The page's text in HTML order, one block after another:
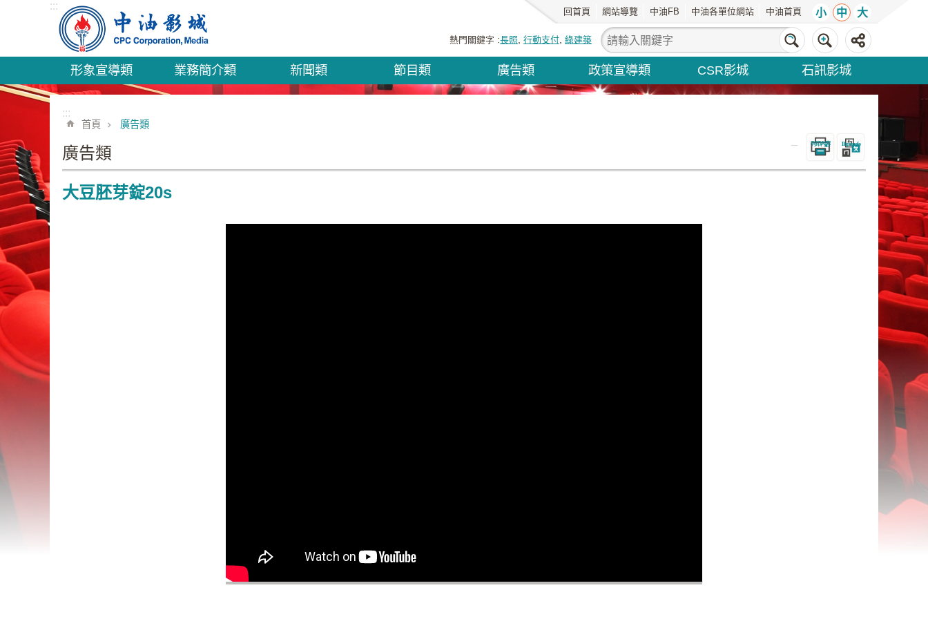
跳到主要內容區塊
::: 回首頁 網站導覽 中油FB 中油各單位網站 中油首頁 小 中 大
熱門關鍵字 長照 行動支付 綠建築
形象宣導類 業務簡介類 新聞類 節目類 廣告類 政策宣導類 CSR影城 石訊影城
:::
首頁 廣告類
廣告類 列印內容 Bopomofo
大豆胚芽錠20s